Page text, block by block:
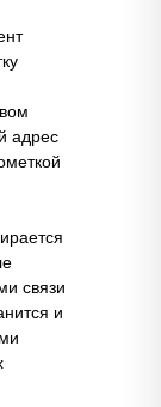
адрес
связи
и